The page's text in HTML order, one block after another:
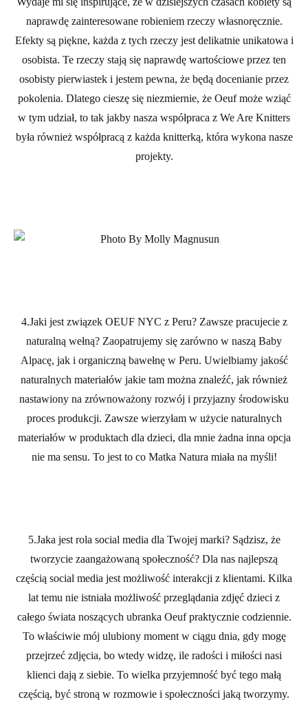
naprawdę zainteresowane robieniem rzeczy własnoręcznie.
Efekty są piękne, każda z tych rzeczy jest delikatnie unikatowa i
osobista. Te rzeczy stają się naprawdę wartościowe przez ten
osobisty pierwiastek i jestem pewna, że będą docenianie przez
pokolenia. Dlatego cieszę się niezmiernie, że Oeuf może wziąć
w tym udział, to tak jakby nasza współpraca z We Are Knitters
była również współpracą z każda knitterką, która wykona nasze
projekty.
4.Jaki jest związek OEUF NYC z Peru? Zawsze pracujecie z
naturalną wełną? Zaopatrujemy się zarówno w naszą Baby
Alpacę, jak i organiczną bawełnę w Peru. Uwielbiamy jakość
naturalnych materiałów jakie tam można znaleźć, jak również
nastawiony na zrównoważony rozwój i przyjazny środowisku
proces produkcji. Zawsze wierzyłam w użycie naturalnych
materiałów w produktach dla dzieci, dla mnie żadna inna opcja
nie ma sensu. To jest to co Matka Natura miała na myśli!
5.Jaka jest rola social media dla Twojej marki? Sądzisz, że
tworzycie zaangażowaną społeczność? Dla nas najlepszą
częścią social media jest możliwość interakcji z klientami. Kilka
lat temu nie istniała możliwość przeglądania zdjęć dzieci z
całego świata noszących ubranka Oeuf praktycznie codziennie.
To właściwie mój ulubiony moment w ciągu dnia, gdy mogę
przejrzeć zdjęcia, bo wtedy widzę, ile radości i miłości nasi
klienci dają z siebie. To wielka przyjemność być tego małą
częścią, być stroną w rozmowie i społeczności jaką tworzymy.